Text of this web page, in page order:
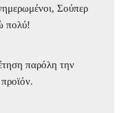
Σούπερ
πολύ!
παρόλη την